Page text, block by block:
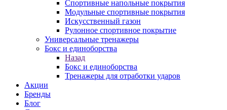
Спортивные напольные покрытия
Модульные спортивные покрытия
Искусственный газон
Рулонное спортивное покрытие
Универсальные тренажеры
Бокс и единоборства
Назад
Бокс и единоборства
Тренажеры для отработки ударов
Акции
Бренды
Блог